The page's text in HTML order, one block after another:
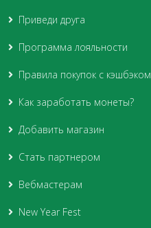
Приведи друга
Программа лояльности
Правила покупок с кэшбэком
Как заработать монеты?
Добавить магазин
Стать партнером
Вебмастерам
New Year Fest